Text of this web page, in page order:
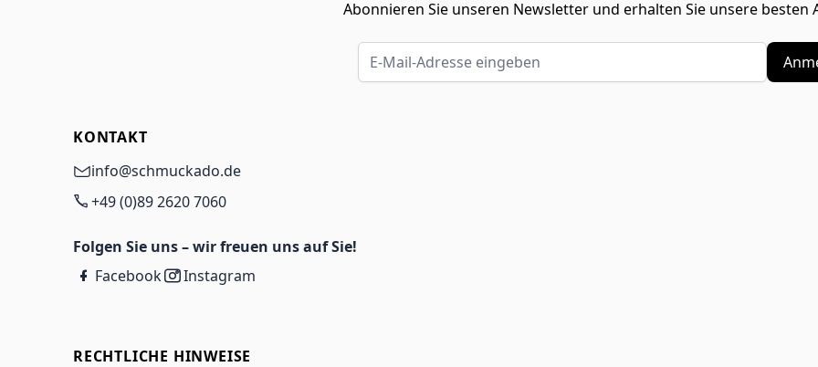
Abonnieren Sie unseren Newsletter und erhalten Sie unsere besten
E-Mail-Adresse eingeben
KONTAKT
info@schmuckado.de
+49 (0)89 2620 7060
Folgen Sie uns – wir freuen uns auf Sie!
Facebook
Instagram
RECHTLICHE HINWEISE